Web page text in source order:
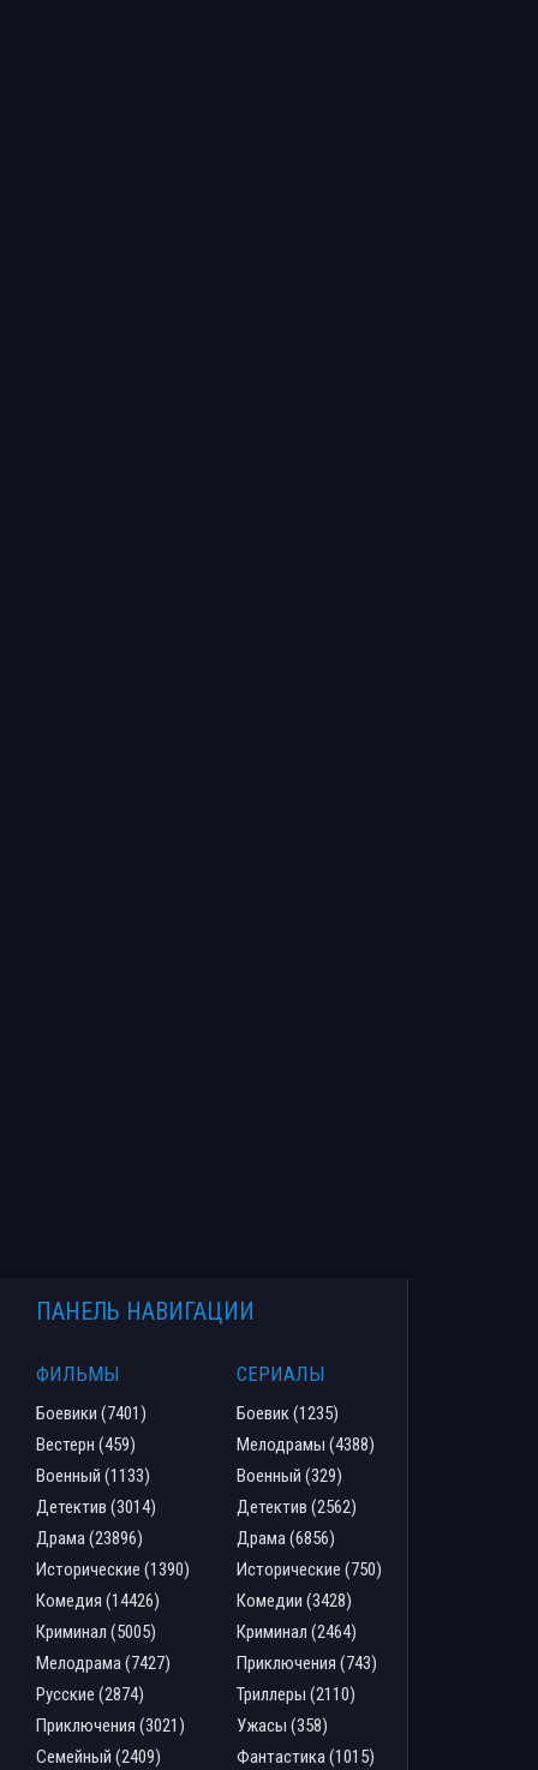
ПАНЕЛЬ НАВИГАЦИИ
ФИЛЬМЫ
Боевики (7401)
Вестерн (459)
Военный (1133)
Детектив (3014)
Драма (23896)
Исторические (1390)
Комедия (14426)
Криминал (5005)
Мелодрама (7427)
Русские (2874)
Приключения (3021)
Семейный (2409)
СЕРИАЛЫ
Боевик (1235)
Мелодрамы (4388)
Военный (329)
Детектив (2562)
Драма (6856)
Исторические (750)
Комедии (3428)
Криминал (2464)
Приключения (743)
Триллеры (2110)
Ужасы (358)
Фантастика (1015)